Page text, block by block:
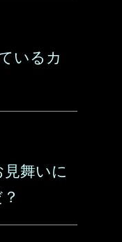
いるカ
舞いに